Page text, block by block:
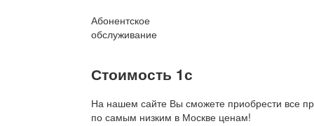
Абонентское
обслуживание
Стоимость 1с
На нашем сайте Вы сможете приобрести все
по самым низким в Москве ценам!